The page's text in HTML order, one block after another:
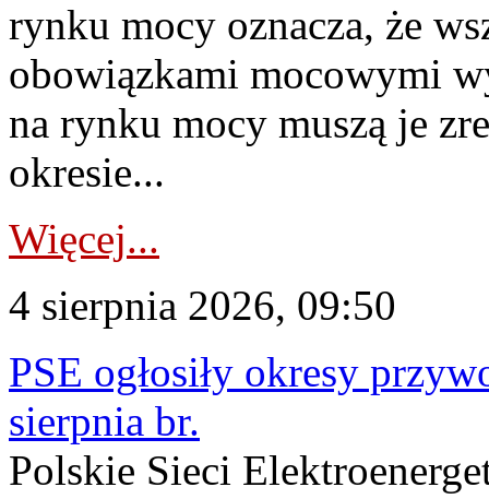
rynku mocy oznacza, że
obowiązkami mocowymi
na rynku mocy muszą je
okresie...
Więcej...
4 sierpnia 2026, 09:50
PSE ogłosiły okresy
sierpnia br.
Polskie Sieci